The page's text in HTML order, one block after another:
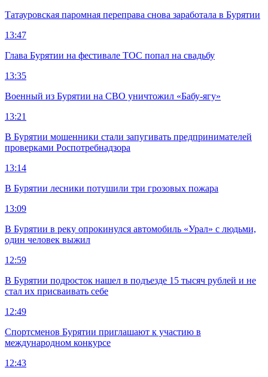
Татауровская паромная переправа снова заработала в Бурятии
13:47
Глава Бурятии на фестивале ТОС попал на свадьбу
13:35
Военный из Бурятии на СВО уничтожил «Бабу-ягу»
13:21
В Бурятии мошенники стали запугивать предпринимателей
проверками Роспотребнадзора
13:14
В Бурятии лесники потушили три грозовых пожара
13:09
В Бурятии в реку опрокинулся автомобиль «Урал» с людьми,
один человек выжил
12:59
В Бурятии подросток нашел в подъезде 15 тысяч рублей и не
стал их присваивать себе
12:49
Спортсменов Бурятии приглашают к участию в
международном конкурсе
12:43